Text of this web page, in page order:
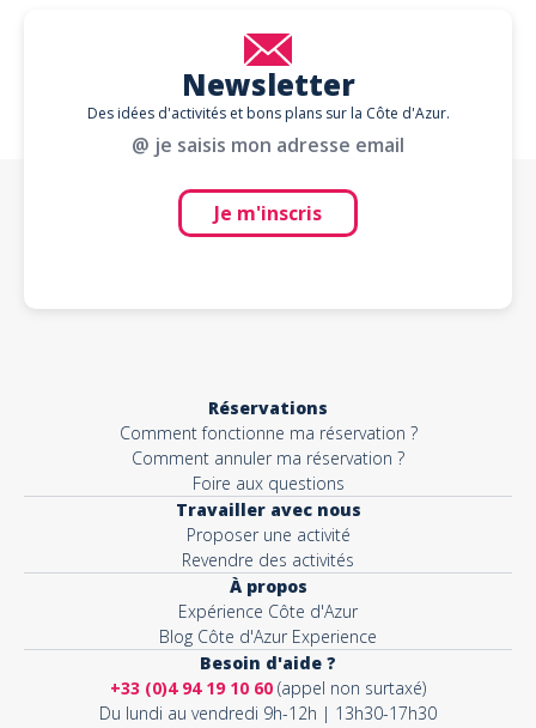
Newsletter
Des idées d'activités et bons plans sur la Côte d'Azur.
@ je saisis mon adresse email
Je m'inscris
Réservations
Comment fonctionne ma réservation ?
Comment annuler ma réservation ?
Foire aux questions
Travailler avec nous
Proposer une activité
Revendre des activités
À propos
Expérience Côte d'Azur
Blog Côte d'Azur Experience
Besoin d'aide ?
+33 (0)4 94 19 10 60 (appel non surtaxé)
Du lundi au vendredi 9h-12h | 13h30-17h30